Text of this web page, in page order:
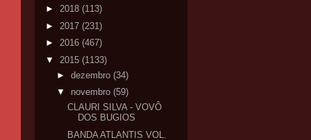
► 2018 (113)
► 2017 (231)
► 2016 (467)
▼ 2015 (1133)
► dezembro (34)
▼ novembro (59)
CLAURI SILVA - VOVÔ
DOS BUGIOS
BANDA ATLANTIS VOL.